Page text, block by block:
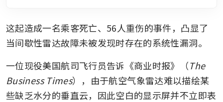
这起造成一名乘客死亡、56人重伤的事件，凸显了
当间歇性雷达故障未被发现时存在的系统性漏洞。
一位现役美国航司飞行员告诉《商业时报》（The
Business Times），由于航空气象雷达难以描绘某
些缺乏水分的垂直云，因此空白的显示屏并不立即表